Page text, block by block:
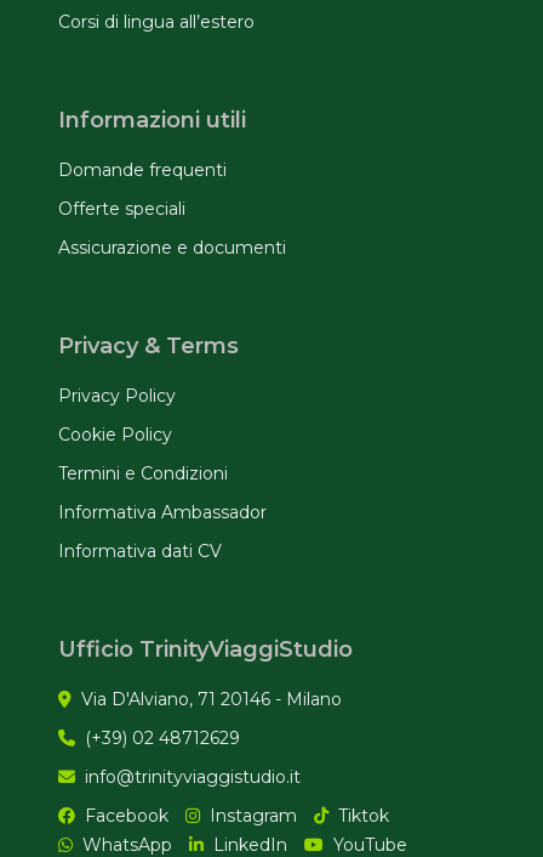
Corsi di lingua all’estero
Informazioni utili
Domande frequenti
Offerte speciali
Assicurazione e documenti
Privacy & Terms
Privacy Policy
Cookie Policy
Termini e Condizioni
Informativa Ambassador
Informativa dati CV
Ufficio TrinityViaggiStudio
Via D'Alviano, 71 20146 - Milano
(+39) 02 48712629
info@trinityviaggistudio.it
Facebook
Instagram
Tiktok
WhatsApp
LinkedIn YouTube